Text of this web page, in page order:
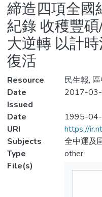
締造四項全國
紀錄 收穫豐
大逆轉 以計
復活
Resource
民生報,
Date
Issued
2017-
Date
1995-
URI
https://
Subjects
全中運及
Type
other
File(s)